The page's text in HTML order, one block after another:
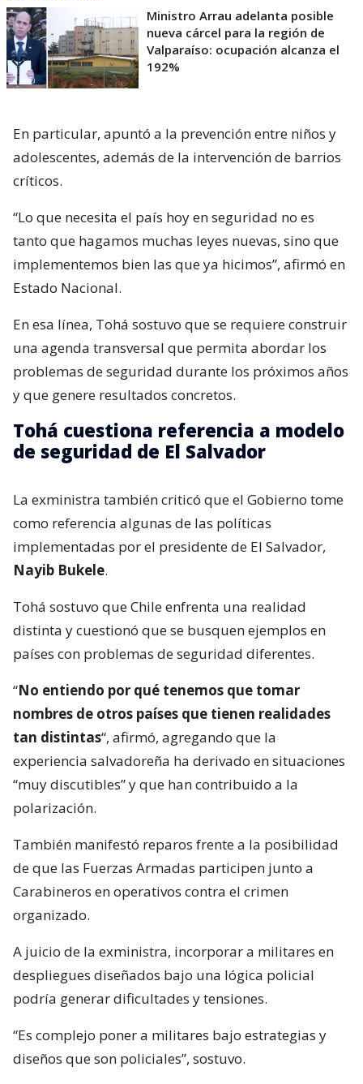
Ministro Arrau adelanta posible
nueva cárcel para la región de
Valparaíso: ocupación alcanza el
192%
En particular, apuntó a la prevención entre niños y
adolescentes, además de la intervención de barrios
críticos.
“Lo que necesita el país hoy en seguridad no es
tanto que hagamos muchas leyes nuevas, sino que
implementemos bien las que ya hicimos”, afirmó en
Estado Nacional.
En esa línea, Tohá sostuvo que se requiere construir
una agenda transversal que permita abordar los
problemas de seguridad durante los próximos años
y que genere resultados concretos.
Tohá cuestiona referencia a modelo
de seguridad de El Salvador
La exministra también criticó que el Gobierno tome
como referencia algunas de las políticas
implementadas por el presidente de El Salvador,
Nayib Bukele.
Tohá sostuvo que Chile enfrenta una realidad
distinta y cuestionó que se busquen ejemplos en
países con problemas de seguridad diferentes.
“No entiendo por qué tenemos que tomar
nombres de otros países que tienen realidades
tan distintas“, afirmó, agregando que la
experiencia salvadoreña ha derivado en situaciones
“muy discutibles” y que han contribuido a la
polarización.
También manifestó reparos frente a la posibilidad
de que las Fuerzas Armadas participen junto a
Carabineros en operativos contra el crimen
organizado.
A juicio de la exministra, incorporar a militares en
despliegues diseñados bajo una lógica policial
podría generar dificultades y tensiones.
“Es complejo poner a militares bajo estrategias y
diseños que son policiales”, sostuvo.